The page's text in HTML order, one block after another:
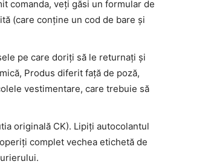
comanda, veți găsi un formular de
(care conține un cod de bare și
pe care doriți să le returnați și
Produs diferit față de poză,
vestimentare, care trebuie să
originală CK). Lipiți autocolantul
complet vechea etichetă de